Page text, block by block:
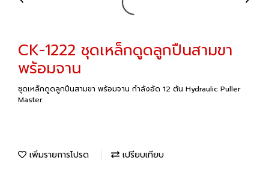
CK-1222 ชุดเหล็กดูดลูกปืนสามขา
พร้อมจาน
ชุดเหล็กดูดลูกปืนสามขา พร้อมจาน กำลังอัด 12 ตัน Hydraulic Puller
Master
เพิ่มรายการโปรด เปรียบเทียบ